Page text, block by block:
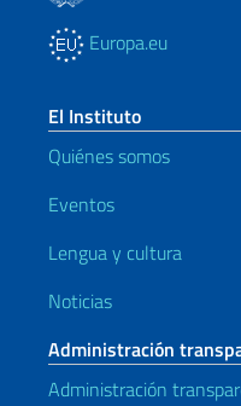
Europa.eu
El Instituto
Quiénes somos
Eventos
Lengua y cultura
Noticias
Administración
Administración